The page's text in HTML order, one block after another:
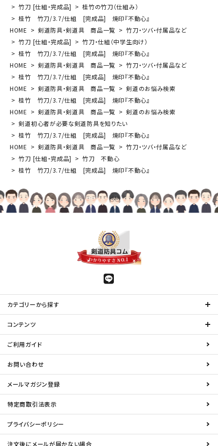
竹刀 [仕組・完成品]
桂竹の竹刀（仕組み）
桂竹 竹刀/3.7/仕組 [完成品] 焼印『不動心』
HOME
剣道防具・剣道具 商品一覧
竹刀・ツバ・付属品など
竹刀 [仕組・完成品]
竹刀・仕組（中学生向け）
桂竹 竹刀/3.7/仕組 [完成品] 焼印『不動心』
HOME
剣道防具・剣道具 商品一覧
竹刀・ツバ・付属品など
桂竹 竹刀/3.7/仕組 [完成品] 焼印『不動心』
HOME
剣道防具・剣道具 商品一覧
剣道のお悩み検索
桂竹 竹刀/3.7/仕組 [完成品] 焼印『不動心』
HOME
剣道防具・剣道具 商品一覧
剣道のお悩み検索
剣道初心者が必要な剣道防具を知りたい
桂竹 竹刀/3.7/仕組 [完成品] 焼印『不動心』
HOME
剣道防具・剣道具 商品一覧
竹刀・ツバ・付属品など
竹刀 [仕組・完成品]
竹刀 不動心
桂竹 竹刀/3.7/仕組 [完成品] 焼印『不動心』
カテゴリーから探す
コンテンツ
ご利用ガイド
お問い合わせ
メールマガジン登録
特定商取引法表示
プライバシーポリシー
注文後にメールが届かない場合